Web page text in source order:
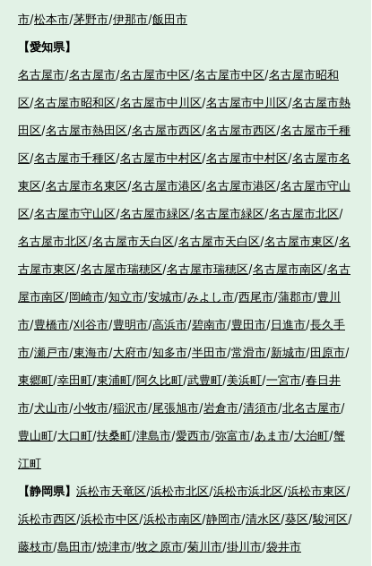
市/松本市/茅野市/伊那市/飯田市
【愛知県】
名古屋市/名古屋市/名古屋市中区/名古屋市中区/名古屋市昭和
区/名古屋市昭和区/名古屋市中川区/名古屋市中川区/名古屋市熱
田区/名古屋市熱田区/名古屋市西区/名古屋市西区/名古屋市千種
区/名古屋市千種区/名古屋市中村区/名古屋市中村区/名古屋市名
東区/名古屋市名東区/名古屋市港区/名古屋市港区/名古屋市守山
区/名古屋市守山区/名古屋市緑区/名古屋市緑区/名古屋市北区/
名古屋市北区/名古屋市天白区/名古屋市天白区/名古屋市東区/名
古屋市東区/名古屋市瑞穂区/名古屋市瑞穂区/名古屋市南区/名古
屋市南区/岡崎市/知立市/安城市/みよし市/西尾市/蒲郡市/豊川
市/豊橋市/刈谷市/豊明市/高浜市/碧南市/豊田市/日進市/長久手
市/瀬戸市/東海市/大府市/知多市/半田市/常滑市/新城市/田原市/
東郷町/幸田町/東浦町/阿久比町/武豊町/美浜町/一宮市/春日井
市/犬山市/小牧市/稲沢市/尾張旭市/岩倉市/清須市/北名古屋市/
豊山町/大口町/扶桑町/津島市/愛西市/弥富市/あま市/大治町/蟹
江町
【静岡県】 浜松市天竜区/浜松市北区/浜松市浜北区/浜松市東区/
浜松市西区/浜松市中区/浜松市南区/静岡市/清水区/葵区/駿河区/
藤枝市/島田市/焼津市/牧之原市/菊川市/掛川市/袋井市